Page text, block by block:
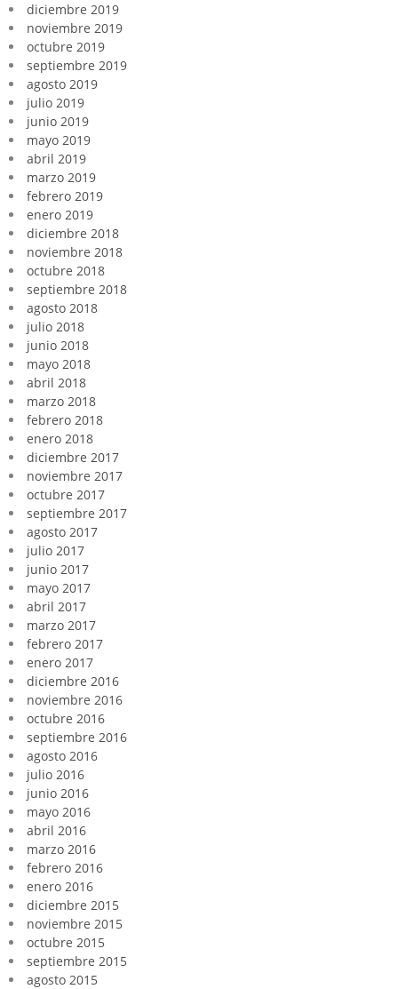
diciembre 2019
noviembre 2019
octubre 2019
septiembre 2019
agosto 2019
julio 2019
junio 2019
mayo 2019
abril 2019
marzo 2019
febrero 2019
enero 2019
diciembre 2018
noviembre 2018
octubre 2018
septiembre 2018
agosto 2018
julio 2018
junio 2018
mayo 2018
abril 2018
marzo 2018
febrero 2018
enero 2018
diciembre 2017
noviembre 2017
octubre 2017
septiembre 2017
agosto 2017
julio 2017
junio 2017
mayo 2017
abril 2017
marzo 2017
febrero 2017
enero 2017
diciembre 2016
noviembre 2016
octubre 2016
septiembre 2016
agosto 2016
julio 2016
junio 2016
mayo 2016
abril 2016
marzo 2016
febrero 2016
enero 2016
diciembre 2015
noviembre 2015
octubre 2015
septiembre 2015
agosto 2015